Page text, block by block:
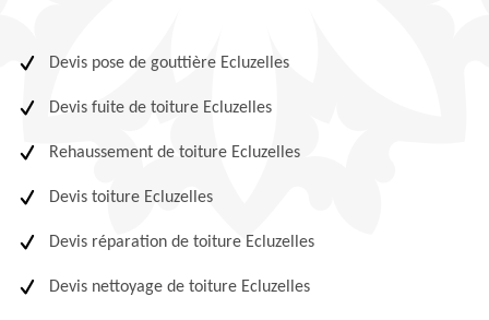
Devis pose de gouttière Ecluzelles
Devis fuite de toiture Ecluzelles
Rehaussement de toiture Ecluzelles
Devis toiture Ecluzelles
Devis réparation de toiture Ecluzelles
Devis nettoyage de toiture Ecluzelles